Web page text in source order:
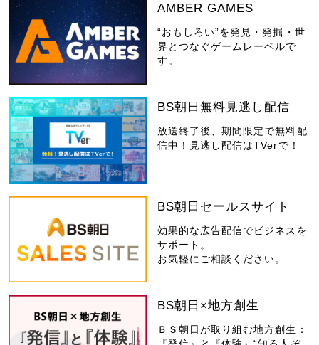
AMBER GAMES
“おもしろい”を発見・発掘・世
界とつなぐゲームレーベルで
す。
BS朝日無料見逃し配信
放送終了後、期間限定で無料配
信中！見逃し配信はTVerで！
BS朝日セールスサイト
効果的な広告配信でビジネスを
サポート。
お気軽にご相談ください。
BS朝日×地方創生
ＢＳ朝日が取り組む地方創生：